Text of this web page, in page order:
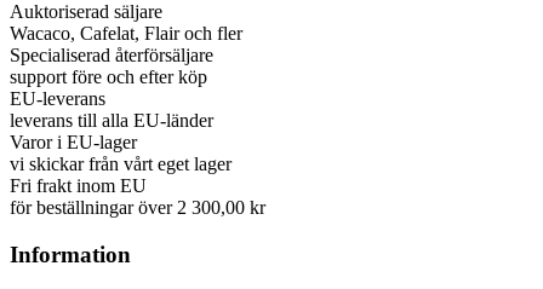
Auktoriserad säljare
Wacaco, Cafelat, Flair och fler
Specialiserad återförsäljare
support före och efter köp
EU-leverans
leverans till alla EU-länder
Varor i EU-lager
vi skickar från vårt eget lager
Fri frakt inom EU
för beställningar över 2 300,00 kr
Information